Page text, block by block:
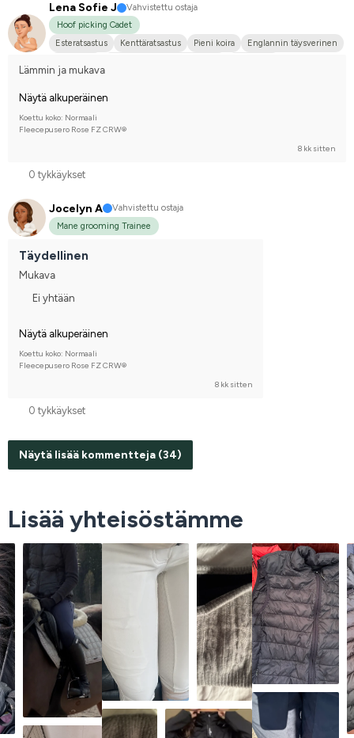
Lena Sofie J
Vahvistettu ostaja
Hoof picking Cadet
Esteratsastus
Kenttäratsastus Pieni koira
Englannin täysverinen
Lämmin ja mukava
Näytä alkuperäinen
Koettu koko: Normaali
Fleecepusero Rose FZ CRW®
8 kk sitten
0 tykkäykset
Jocelyn A
Vahvistettu ostaja
Mane grooming Trainee
Täydellinen
Mukava
Ei yhtään
Näytä alkuperäinen
Koettu koko: Normaali
Fleecepusero Rose FZ CRW®
8 kk sitten
0 tykkäykset
Näytä lisää kommentteja (34)
Lisää yhteisöstämme